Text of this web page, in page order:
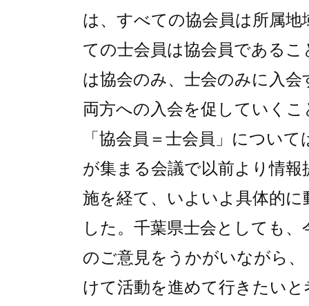
は、すべての協会員は所属
ての士会員は協会員である
は協会のみ、士会のみに入
両方への入会を促していく
「協会員＝士会員」につい
が集まる会議で以前より情
施を経て、いよいよ具体的
した。千葉県士会としても
のご意見をうかがいながら
けて活動を進めて行きたい